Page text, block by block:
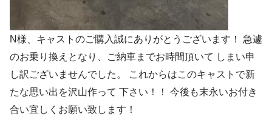
N様、キャストのご購入誠にありがとうございます！ 急遽
のお乗り換えとなり、ご納車までお時間頂いて しまい申
し訳ございませんでした。 これからはこのキャストで新
たな思い出を沢山作って 下さい！！ 今後も末永いお付き
合い宜しくお願い致します！